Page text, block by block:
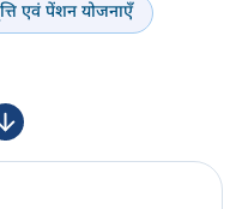
एवं पेंशन योजनाएँ